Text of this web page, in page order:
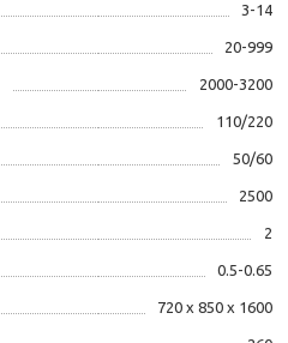
3-14
20-999
2000-3200
110/220
50/60
2500
2
0.5-0.65
720 x 850 x 1600